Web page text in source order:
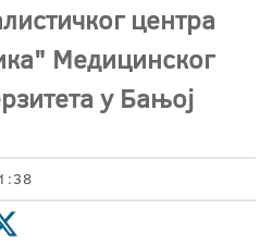
центра
Медицинског
у Бањој